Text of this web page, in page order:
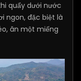
quẩy dưới nước
ngon, đặc biệt là
ăn một miếng